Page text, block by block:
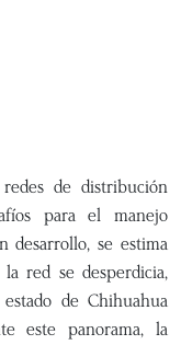
de distribución
para el manejo
desarrollo, se estima
red se desperdicia,
de Chihuahua
este panorama, la